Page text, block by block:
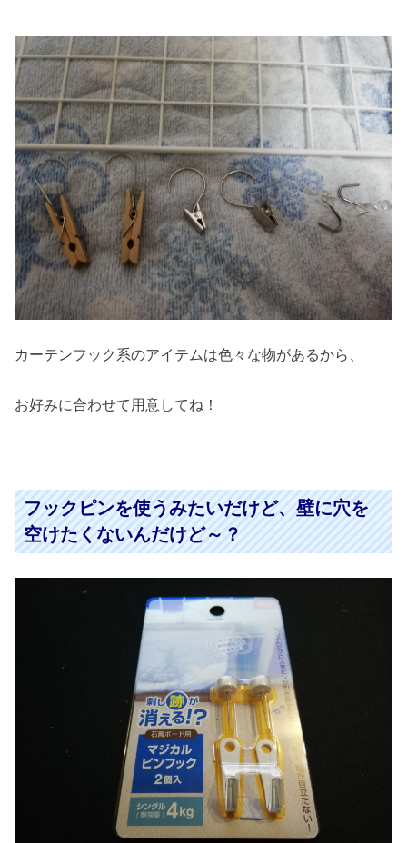
カーテンフック系のアイテムは色々な物があるから、
お好みに合わせて用意してね！
フックピンを使うみたいだけど、壁に穴を
空けたくないんだけど～？